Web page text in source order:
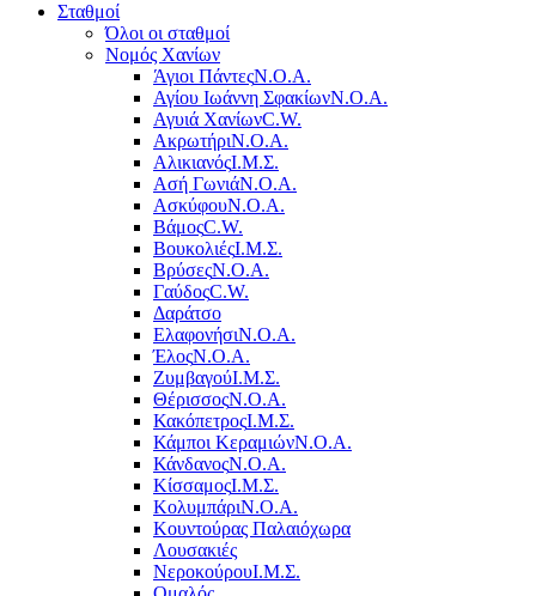
Σταθμοί
Όλοι οι σταθμοί
Νομός Χανίων
Άγιοι ΠάντεςΝ.Ο.Α.
Αγίου Ιωάννη ΣφακίωνΝ.Ο.Α.
Αγυιά ΧανίωνC.W.
ΑκρωτήριΝ.Ο.Α.
ΑλικιανόςΙ.Μ.Σ.
Ασή ΓωνιάΝ.Ο.Α.
ΑσκύφουΝ.Ο.Α.
ΒάμοςC.W.
ΒουκολιέςΙ.Μ.Σ.
ΒρύσεςΝ.Ο.Α.
ΓαύδοςC.W.
Δαράτσο
ΕλαφονήσιΝ.Ο.Α.
ΈλοςΝ.Ο.Α.
ΖυμβαγούΙ.Μ.Σ.
ΘέρισσοςΝ.Ο.Α.
ΚακόπετροςΙ.Μ.Σ.
Κάμποι ΚεραμιώνΝ.Ο.Α.
ΚάνδανοςΝ.Ο.Α.
ΚίσσαμοςΙ.Μ.Σ.
ΚολυμπάριΝ.Ο.Α.
Κουντούρας Παλαιόχωρα
Λουσακιές
ΝεροκούρουΙ.Μ.Σ.